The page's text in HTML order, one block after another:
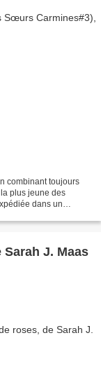
combinant toujours
plus jeune des
dans un
J. Maas